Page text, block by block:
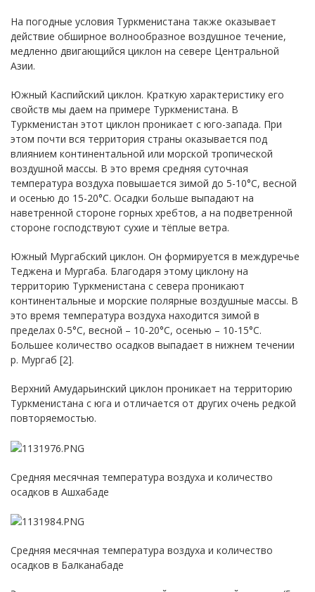
На погодные условия Туркменистана также оказывает
действие обширное волнообразное воздушное течение,
медленно двигающийся циклон на севере Центральной
Азии.
Южный Каспийский циклон. Краткую характеристику его
свойств мы даем на примере Туркменистана. В
Туркменистан этот циклон проникает с юго-запада. При
этом почти вся территория страны оказывается под
влиянием континентальной или морской тропической
воздушной массы. В это время средняя суточная
температура воздуха повышается зимой до 5-10°С, весной
и осенью до 15-20°С. Осадки больше выпадают на
наветренной стороне горных хребтов, а на подветренной
стороне господствуют сухие и тёплые ветра.
Южный Мургабский циклон. Он формируется в междуречье
Теджена и Мургаба. Благодаря этому циклону на
территорию Туркменистана с севера проникают
континентальные и морские полярные воздушные массы. В
это время температура воздуха находится зимой в
пределах 0-5°С, весной – 10-20°С, осенью – 10-15°С.
Большее количество осадков выпадает в нижнем течении
р. Мургаб [2].
Верхний Амударьинский циклон проникает на территорию
Туркменистана с юга и отличается от других очень редкой
повторяемостью.
Средняя месячная температура воздуха и количество
осадков в Ашхабаде
Средняя месячная температура воздуха и количество
осадков в Балканабаде